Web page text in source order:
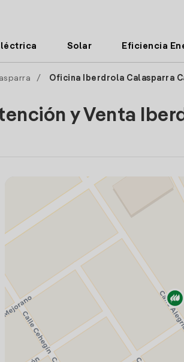
Solar Eficiencia
/ Oficina Iberdrola Calasparra
y Venta